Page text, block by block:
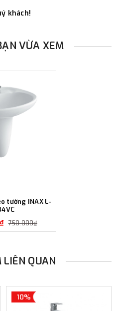
khách!
VỪA XEM
tường INAX L-
750.000₫
LIÊN QUAN
10%